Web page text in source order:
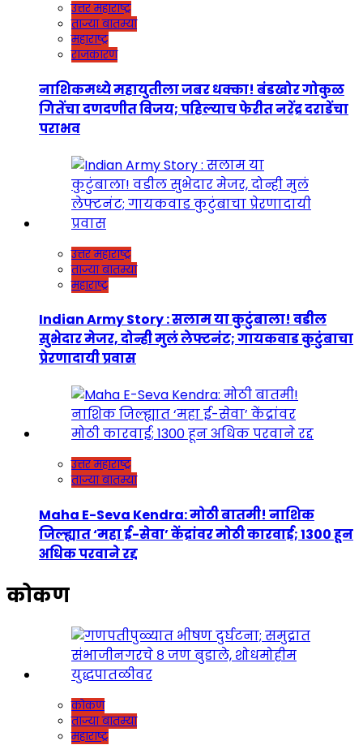
उत्तर महाराष्ट्र
ताज्या बातम्या
महाराष्ट्र
राजकारण
नाशिकमध्ये महायुतीला जबर धक्का! बंडखोर गोकुळ
गितेंचा दणदणीत विजय; पहिल्याच फेरीत नरेंद्र दराडेंचा
पराभव
उत्तर महाराष्ट्र
ताज्या बातम्या
महाराष्ट्र
Indian Army Story : सलाम या कुटुंबाला! वडील
सुभेदार मेजर, दोन्ही मुलं लेफ्टनंट; गायकवाड कुटुंबाचा
प्रेरणादायी प्रवास
उत्तर महाराष्ट्र
ताज्या बातम्या
Maha E-Seva Kendra: मोठी बातमी! नाशिक
जिल्ह्यात ‘महा ई-सेवा’ केंद्रांवर मोठी कारवाई; 1300 हून
अधिक परवाने रद्द
कोकण
कोकण
ताज्या बातम्या
महाराष्ट्र